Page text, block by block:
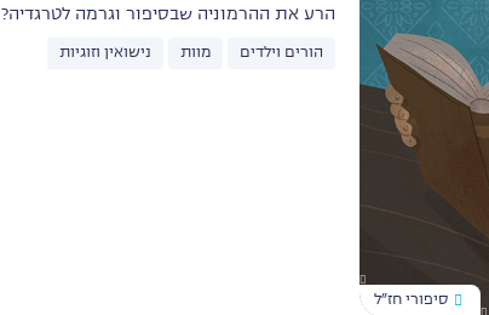
סיפורי חז״ל
הרע את ההרמוניה שבסיפור וגרמה לטרגדיה?
הורים וילדים מוות נישואין וזוגיות